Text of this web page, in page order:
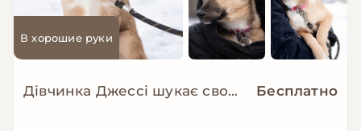
В хорошие руки
Дівчинка Джессі шукає свою сімʼю Бесплатно